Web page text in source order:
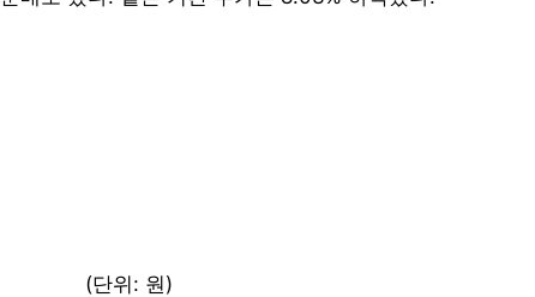
(단위: 원)